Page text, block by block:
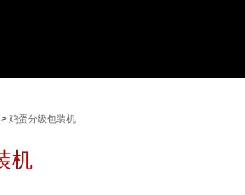
> 鸡蛋分级包装机
机